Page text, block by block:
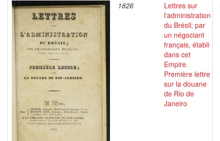
1826
Lettres sur
l'administration
du Brésil; par
un négociant
français, établi
dans cet
Empire.
Première lettre
sur la douane
de Rio de
Janeiro